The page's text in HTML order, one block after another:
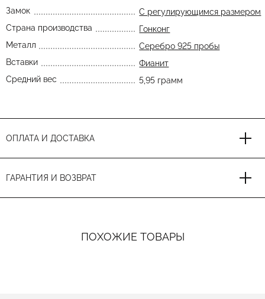
Замок
С регулирующимся размером
Страна производства
Гонконг
Металл
Серебро 925 пробы
Вставки
Фианит
Средний вес
5,95 грамм
ОПЛАТА И ДОСТАВКА
ГАРАНТИЯ И ВОЗВРАТ
ПОХОЖИЕ ТОВАРЫ